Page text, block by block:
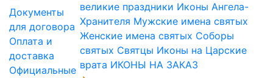
Документы
для договора
Оплата и
доставка
Официальные
великие праздники Иконы Ангела-
Хранителя Мужские имена святых
Женские имена святых Соборы
святых Святцы Иконы на Царские
врата ИКОНЫ НА ЗАКАЗ